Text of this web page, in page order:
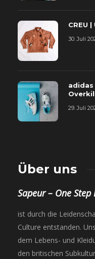
CREU
30. Juli
adidas
29. Juli
Über uns
Sapeur – One Step
ist durch die
Culture entstanden.
dem Lebens- und
den britischen